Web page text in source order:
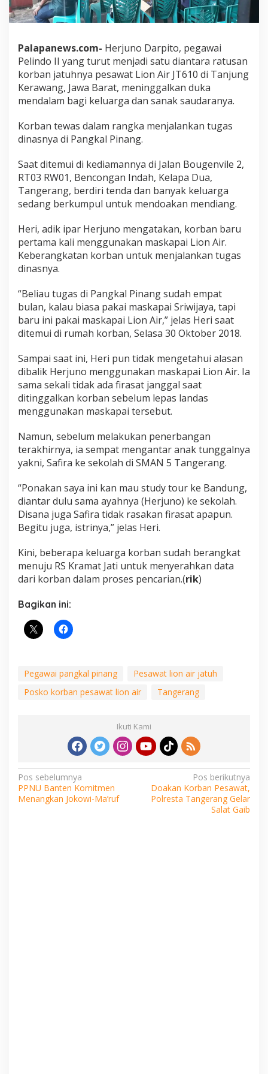
Palapanews.com- Herjuno Darpito, pegawai
Pelindo II yang turut menjadi satu diantara ratusan
korban jatuhnya pesawat Lion Air JT610 di Tanjung
Kerawang, Jawa Barat, meninggalkan duka
mendalam bagi keluarga dan sanak saudaranya.
Korban tewas dalam rangka menjalankan tugas
dinasnya di Pangkal Pinang.
Saat ditemui di kediamannya di Jalan Bougenvile 2,
RT03 RW01, Bencongan Indah, Kelapa Dua,
Tangerang, berdiri tenda dan banyak keluarga
sedang berkumpul untuk mendoakan mendiang.
Heri, adik ipar Herjuno mengatakan, korban baru
pertama kali menggunakan maskapai Lion Air.
Keberangkatan korban untuk menjalankan tugas
dinasnya.
“Beliau tugas di Pangkal Pinang sudah empat
bulan, kalau biasa pakai maskapai Sriwijaya, tapi
baru ini pakai maskapai Lion Air,” jelas Heri saat
ditemui di rumah korban, Selasa 30 Oktober 2018.
Sampai saat ini, Heri pun tidak mengetahui alasan
dibalik Herjuno menggunakan maskapai Lion Air. Ia
sama sekali tidak ada firasat janggal saat
ditinggalkan korban sebelum lepas landas
menggunakan maskapai tersebut.
Namun, sebelum melakukan penerbangan
terakhirnya, ia sempat mengantar anak tunggalnya
yakni, Safira ke sekolah di SMAN 5 Tangerang.
“Ponakan saya ini kan mau study tour ke Bandung,
diantar dulu sama ayahnya (Herjuno) ke sekolah.
Disana juga Safira tidak rasakan firasat apapun.
Begitu juga, istrinya,” jelas Heri.
Kini, beberapa keluarga korban sudah berangkat
menuju RS Kramat Jati untuk menyerahkan data
dari korban dalam proses pencarian.(rik)
Bagikan ini:
Pegawai pangkal pinang
Pesawat lion air jatuh
Posko korban pesawat lion air
Tangerang
Ikuti Kami
Navigasi
pos
Pos sebelumnya
PPNU Banten Komitmen
Menangkan Jokowi-Ma’ruf
Pos berikutnya
Doakan Korban Pesawat,
Polresta Tangerang Gelar
Salat Gaib